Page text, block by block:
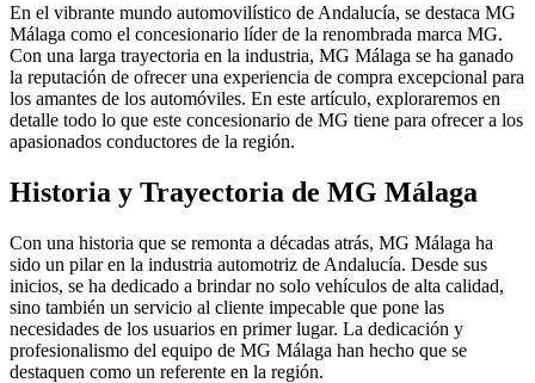
En el vibrante mundo automovilístico de Andalucía, se destaca MG
Málaga como el concesionario líder de la renombrada marca MG.
Con una larga trayectoria en la industria, MG Málaga se ha ganado
la reputación de ofrecer una experiencia de compra excepcional para
los amantes de los automóviles. En este artículo, exploraremos en
detalle todo lo que este concesionario de MG tiene para ofrecer a los
apasionados conductores de la región.
Historia y Trayectoria de MG Málaga
Con una historia que se remonta a décadas atrás, MG Málaga ha
sido un pilar en la industria automotriz de Andalucía. Desde sus
inicios, se ha dedicado a brindar no solo vehículos de alta calidad,
sino también un servicio al cliente impecable que pone las
necesidades de los usuarios en primer lugar. La dedicación y
profesionalismo del equipo de MG Málaga han hecho que se
destaquen como un referente en la región.